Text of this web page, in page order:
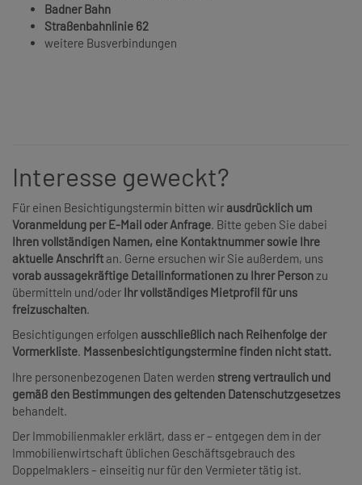
Badner Bahn
Straßenbahnlinie 62
weitere Busverbindungen
Interesse geweckt?
Für einen Besichtigungstermin bitten wir ausdrücklich um
Voranmeldung per E-Mail oder Anfrage. Bitte geben Sie dabei
Ihren vollständigen Namen, eine Kontaktnummer sowie Ihre
aktuelle Anschrift an. Gerne ersuchen wir Sie außerdem, uns
vorab aussagekräftige Detailinformationen zu Ihrer Personzu
übermitteln und/oder Ihr vollständiges Mietprofil für uns
freizuschalten.
Besichtigungen erfolgen ausschließlich nach Reihenfolge der
Vormerkliste. Massenbesichtigungstermine finden nicht statt.
Ihre personenbezogenen Daten werden streng vertraulich und
gemäß den Bestimmungen des geltenden Datenschutzgesetzes
behandelt.
Der Immobilienmakler erklärt, dass er – entgegen dem in der
Immobilienwirtschaft üblichen Geschäftsgebrauch des
Doppelmaklers – einseitig nur für den Vermieter tätig ist.